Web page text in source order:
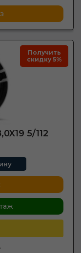
Получить
скидку 5%
5/112